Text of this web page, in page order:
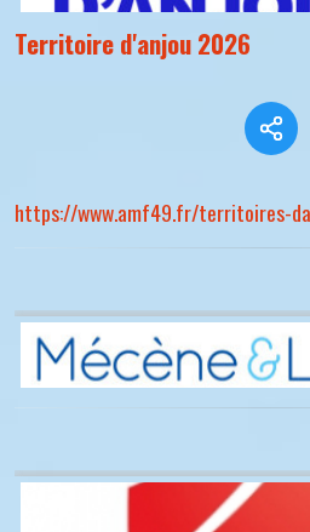
Territoire d'anjou 2026
https://www.amf49.fr/territoires-